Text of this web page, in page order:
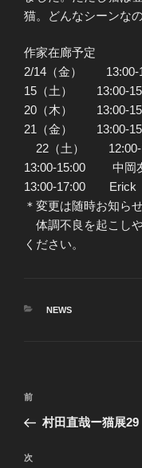
猫。どんなシーンな
作家在廊予定
2/14（金）
15（土） 13:00-
20（木） 13:00-
21（金） 13:00-
22（土）
13:00-15:00 中岡
13:00-17:00 Erick
＊変更は随時お知ら
体調不良を起こし
ください。
カ
NEWS
投
ナ
ビ
前
の
稿
前
村田直哉ー猫展29
次
次